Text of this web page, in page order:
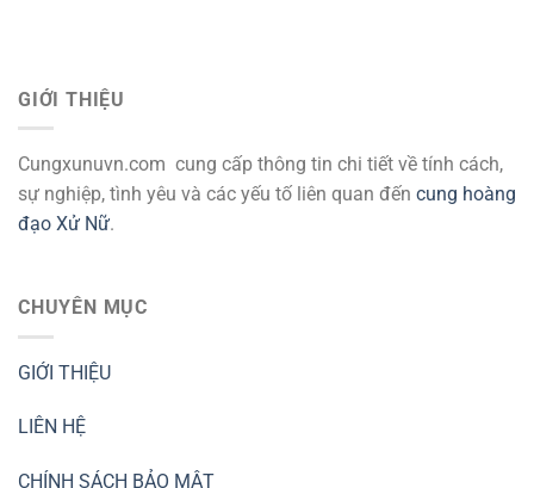
GIỚI THIỆU
Cungxunuvn.com cung cấp thông tin chi tiết về tính cách,
sự nghiệp, tình yêu và các yếu tố liên quan đến cung hoàng
đạo Xử Nữ.
CHUYÊN MỤC
GIỚI THIỆU
LIÊN HỆ
CHÍNH SÁCH BẢO MẬT